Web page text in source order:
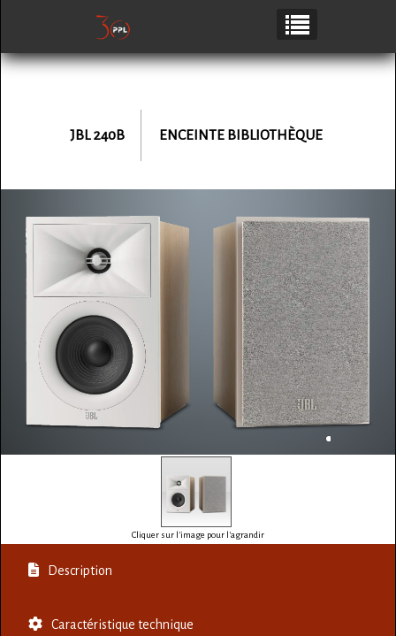
JBL 240B ENCEINTE BIBLIOTHÈQUE
Cliquer sur l'image pour l'agrandir
Description
Caractéristique technique